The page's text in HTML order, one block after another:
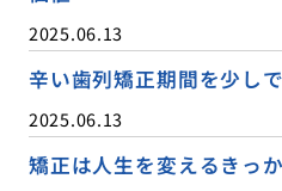
2025.06.13
辛い歯列矯正期間を少し
2025.06.13
矯正は人生を変えるきっ